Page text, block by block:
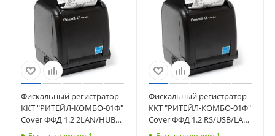
Фискальный регистратор
ККТ "РИТЕЙЛ-КОМБО-01Ф"
Cover ФФД 1.2 2LAN/HUB
черный без ФН (2328)
Фискальный регистратор
ККТ "РИТЕЙЛ-КОМБО-01Ф"
Cover ФФД 1.2 RS/USB/LAN
черный без ФН